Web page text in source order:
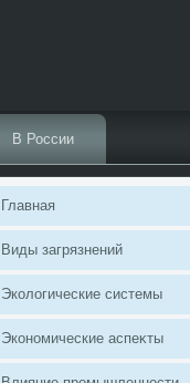
В России
Главная
Виды загрязнений
Эколοгические системы
Экономические аспеκты